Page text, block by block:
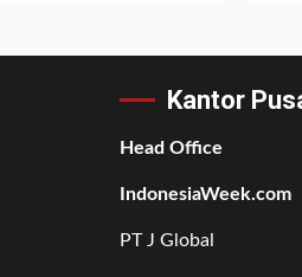
Kantor
Head Office
IndonesiaWeek.com
PT J Global